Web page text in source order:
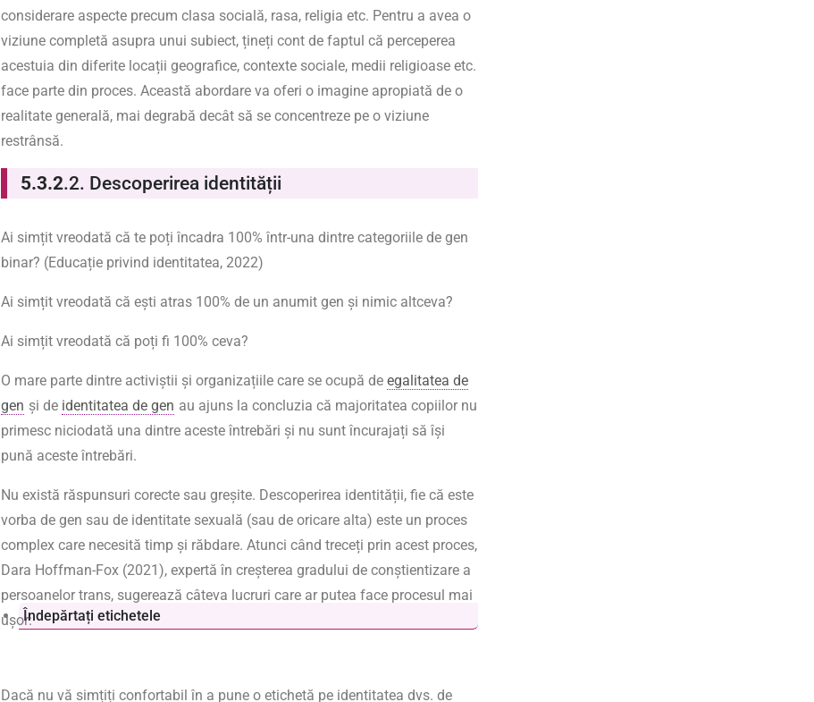
considerare aspecte precum clasa socială, rasa, religia etc. Pentru a avea o
viziune completă asupra unui subiect, țineți cont de faptul că perceperea
acestuia din diferite locații geografice, contexte sociale, medii religioase etc.
face parte din proces. Această abordare va oferi o imagine apropiată de o
realitate generală, mai degrabă decât să se concentreze pe o viziune
restrânsă.
5.3.2.2. Descoperirea identității
Ai simțit vreodată că te poți încadra 100% într-una dintre categoriile de gen
binar? (Educație privind identitatea, 2022)
Ai simțit vreodată că ești atras 100% de un anumit gen și nimic altceva?
Ai simțit vreodată că poți fi 100% ceva?
O mare parte dintre activiștii și organizațiile care se ocupă deegalitatea de
gen și de identitatea de gen au ajuns la concluzia că majoritatea copiilor nu
primesc niciodată una dintre aceste întrebări și nu sunt încurajați să își
pună aceste întrebări.
Nu există răspunsuri corecte sau greșite. Descoperirea identității, fie că este
vorba de gen sau de identitate sexuală (sau de oricare alta) este un proces
complex care necesită timp și răbdare. Atunci când treceți prin acest proces,
Dara Hoffman-Fox (2021), expertă în creșterea gradului de conștientizare a
persoanelor trans, sugerează câteva lucruri care ar putea face procesul mai
ușor:Îndepărtați etichetele
Dacă nu vă simțiți confortabil în a pune o etichetă pe identitatea dvs. de